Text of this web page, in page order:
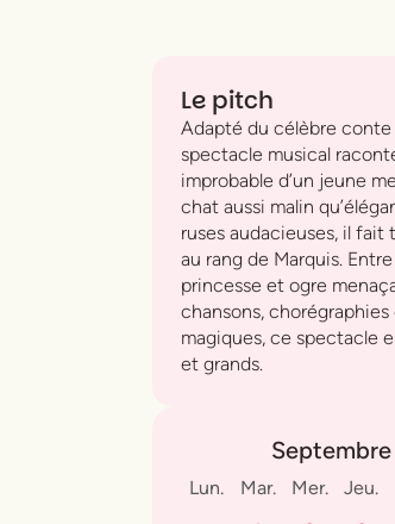
Le pitch
Adapté du célèbre conte
spectacle musical
improbable d’un jeune
chat aussi malin
ruses audacieuses, il fait
au rang de Marquis.
princesse et ogre
chansons,
magiques, ce spectacle
et grands.
Lun. Mar. Mer. Jeu.